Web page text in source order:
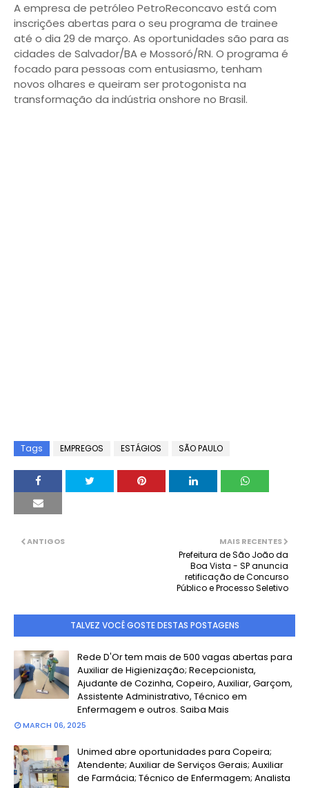
A empresa de petróleo PetroReconcavo está com
inscrições abertas para o seu programa de trainee
até o dia 29 de março. As oportunidades são para as
cidades de Salvador/BA e Mossoró/RN. O programa é
focado para pessoas com entusiasmo, tenham
novos olhares e queiram ser protogonista na
transformação da indústria onshore no Brasil.
Tags EMPREGOS ESTÁGIOS SÃO PAULO
MAIS RECENTES
Prefeitura de São João da
Boa Vista - SP anuncia
retificação de Concurso
Público e Processo Seletivo
ANTIGOS
TALVEZ VOCÊ GOSTE DESTAS POSTAGENS
Rede D'Or tem mais de 500 vagas abertas para
Auxiliar de Higienização; Recepcionista,
Ajudante de Cozinha, Copeiro, Auxiliar, Garçom,
Assistente Administrativo, Técnico em
Enfermagem e outros. Saiba Mais
MARCH 06, 2025
Unimed abre oportunidades para Copeira;
Atendente; Auxiliar de Serviços Gerais; Auxiliar
de Farmácia; Técnico de Enfermagem; Analista